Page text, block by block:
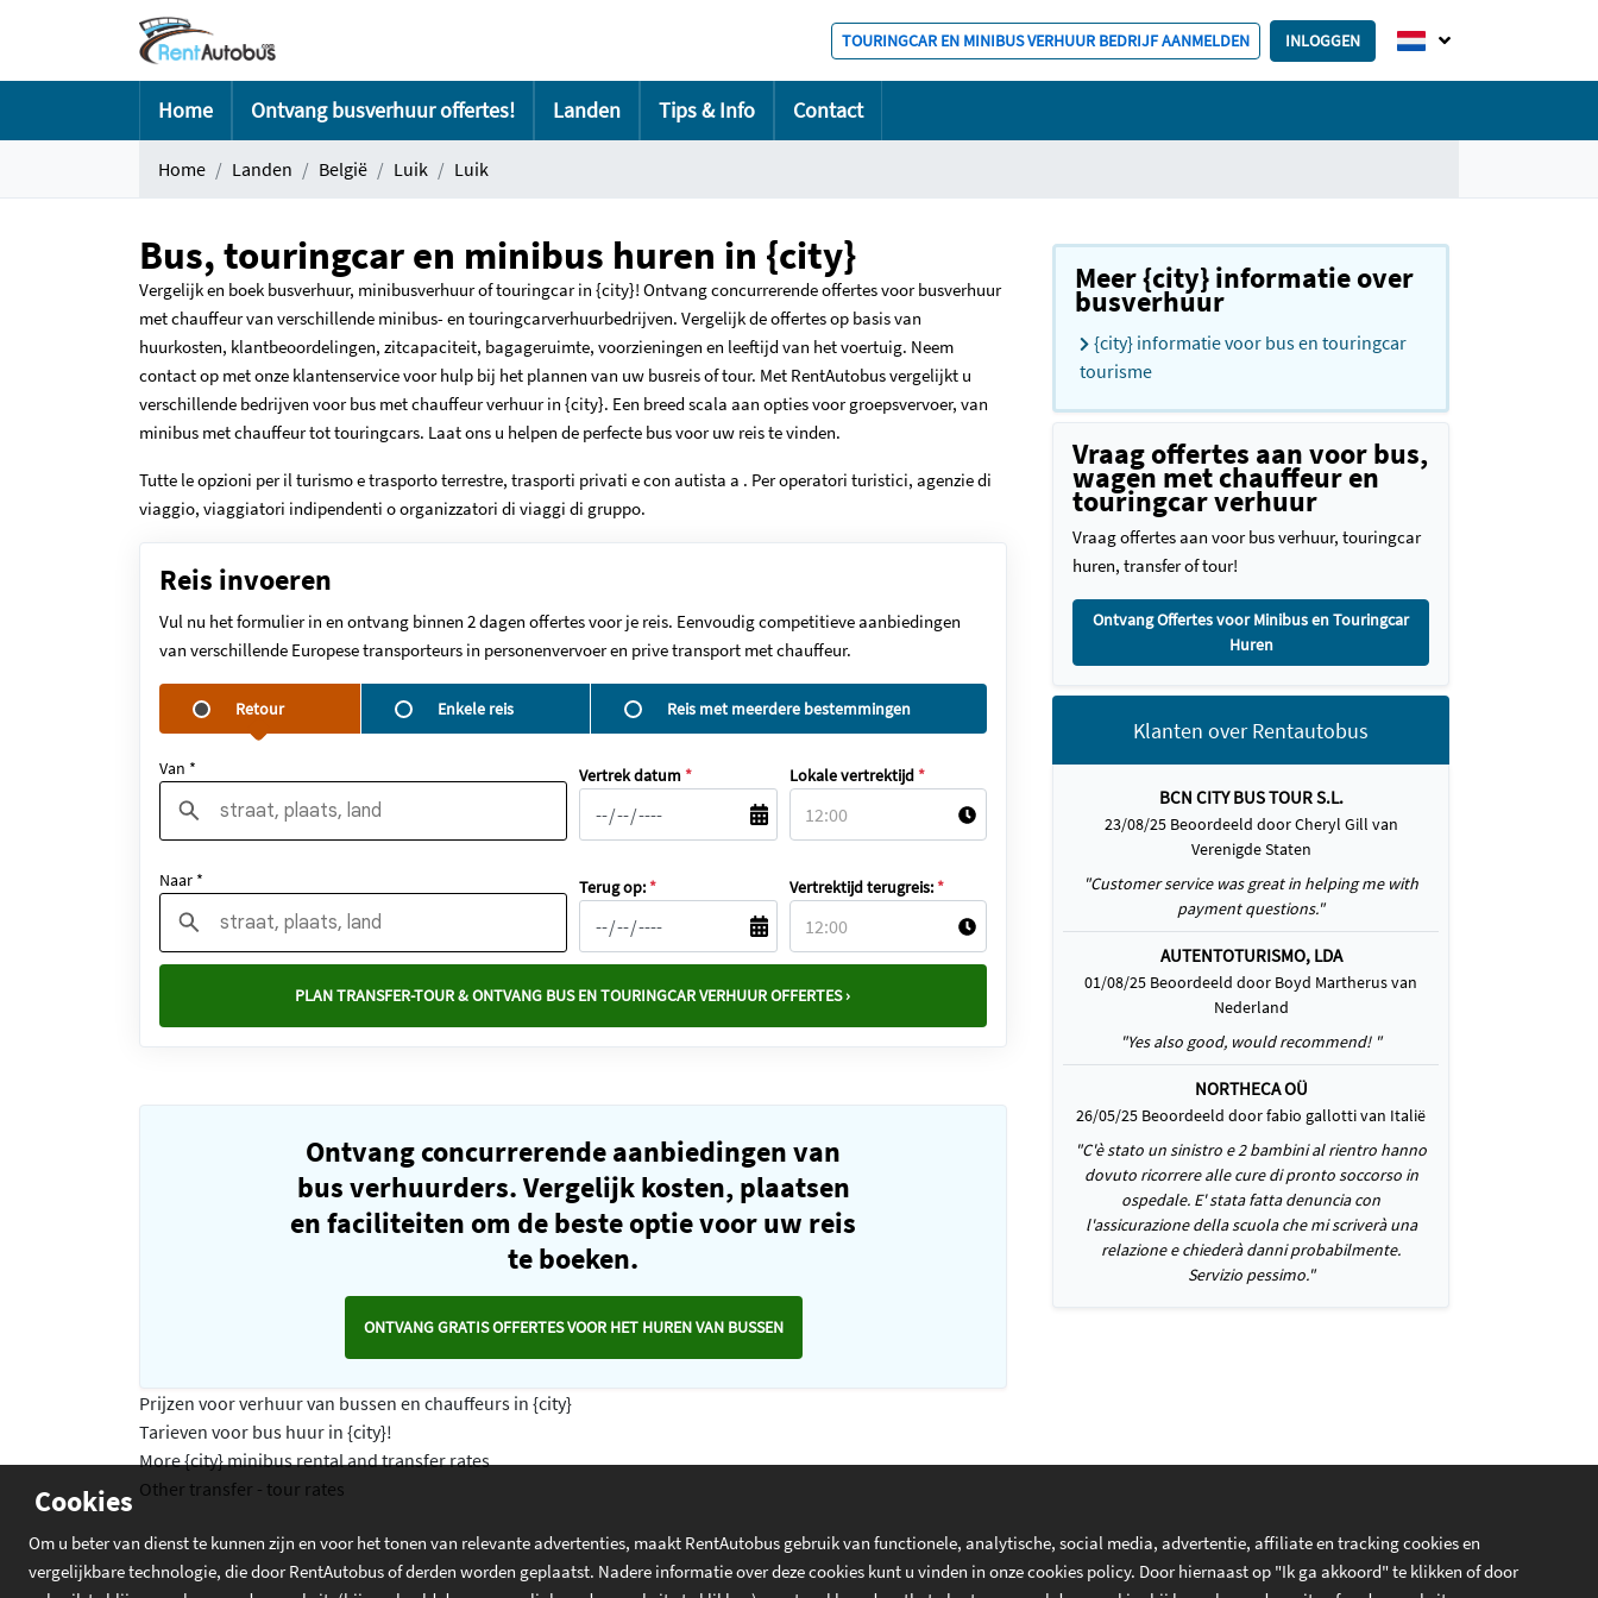
TOURINGCAR EN MINIBUS VERHUUR BEDRIJF AANMELDEN INLOGGEN
Home Ontvang busverhuur offertes! Landen Tips & Info Contact
Home Landen België Luik Luik
Cookies
Om u beter van dienst te kunnen zijn en voor het tonen van relevante advertenties, maakt RentAutobus gebruik van functionele, analytische, social media, advertentie, affiliate en tracking cookies en
vergelijkbare technologie, die door RentAutobus of derden worden geplaatst. Nadere informatie over deze cookies kunt u vinden in onze cookies policy. Door hiernaast op "Ik ga akkoord" te klikken of door
Bus, touringcar en minibus huren in {city}
Vergelijk en boek busverhuur, minibusverhuur of touringcar in {city}! Ontvang concurrerende offertes voor busverhuur
met chauffeur van verschillende minibus- en touringcarverhuurbedrijven. Vergelijk de offertes op basis van
huurkosten, klantbeoordelingen, zitcapaciteit, bagageruimte, voorzieningen en leeftijd van het voertuig. Neem
contact op met onze klantenservice voor hulp bij het plannen van uw busreis of tour. Met RentAutobus vergelijkt u
verschillende bedrijven voor bus met chauffeur verhuur in {city}. Een breed scala aan opties voor groepsvervoer, van
minibus met chauffeur tot touringcars. Laat ons u helpen de perfecte bus voor uw reis te vinden.
Tutte le opzioni per il turismo e trasporto terrestre, trasporti privati e con autista a . Per operatori turistici, agenzie di
viaggio, viaggiatori indipendenti o organizzatori di viaggi di gruppo.
Reis invoeren
Vul nu het formulier in en ontvang binnen 2 dagen offertes voor je reis. Eenvoudig competitieve aanbiedingen
van verschillende Europese transporteurs in personenvervoer en prive transport met chauffeur.
Retour Enkele reis Reis met meerdere bestemmingen
Van * Vertrek datum * Lokale vertrektijd *
Naar * Terug op: * Vertrektijd terugreis: *
PLAN TRANSFER-TOUR & ONTVANG BUS EN TOURINGCAR VERHUUR OFFERTES ›
Ontvang concurrerende aanbiedingen van
bus verhuurders. Vergelijk kosten, plaatsen
en faciliteiten om de beste optie voor uw reis
te boeken.
ONTVANG GRATIS OFFERTES VOOR HET HUREN VAN BUSSEN
Prijzen voor verhuur van bussen en chauffeurs in {city}
Tarieven voor bus huur in {city}!
More {city} minibus rental and transfer rates
Other transfer - tour rates
Meer {city} informatie over
busverhuur
{city} informatie voor bus en touringcar
tourisme
Vraag offertes aan voor bus,
wagen met chauffeur en
touringcar verhuur
Vraag offertes aan voor bus verhuur, touringcar
huren, transfer of tour!
Ontvang Offertes voor Minibus en Touringcar
Huren
Klanten over Rentautobus
BCN CITY BUS TOUR S.L.
23/08/25 Beoordeeld door Cheryl Gill van
Verenigde Staten
"Customer service was great in helping me with
payment questions."
AUTENTOTURISMO, LDA
01/08/25 Beoordeeld door Boyd Martherus van
Nederland
"Yes also good, would recommend! "
NORTHECA OÜ
26/05/25 Beoordeeld door fabio gallotti van Italië
"C'è stato un sinistro e 2 bambini al rientro hanno
dovuto ricorrere alle cure di pronto soccorso in
ospedale. E' stata fatta denuncia con
l'assicurazione della scuola che mi scriverà una
relazione e chiederà danni probabilmente.
Servizio pessimo."